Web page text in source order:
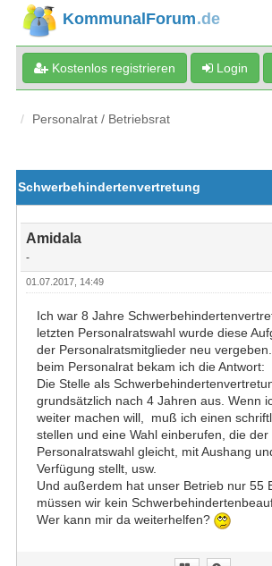
KommunalForum.de
Kostenlos registrieren Login
Personalrat / Betriebsrat
Schwerbehindertenvertretung
Amidala
-
01.07.2017, 14:49
Ich war 8 Jahre
letzten Personalratswahl wurde diese
der Personalratsmitglieder neu
beim Personalrat bekam ich die Antwort:
Die Stelle als
grundsätzlich nach 4 Jahren aus. Wenn
weiter machen will, muß ich einen
stellen und eine Wahl einberufen, die der
Personalratswahl gleicht, mit Aushang
Verfügung stellt, usw.
Und außerdem hat unser Betrieb nur 55
müssen wir kein
Wer kann mir da weiterhelfen?